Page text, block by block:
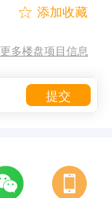

更多楼盘项目信息
提交